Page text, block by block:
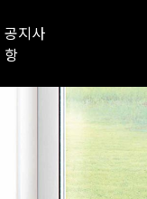
공지사
항